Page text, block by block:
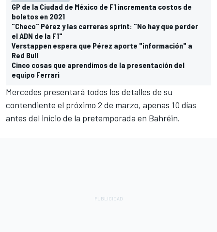
GP de la Ciudad de México de F1 incrementa costos de
boletos en 2021
"Checo" Pérez y las carreras sprint: "No hay que perder
el ADN de la F1"
Verstappen espera que Pérez aporte "información" a
Red Bull
Cinco cosas que aprendimos de la presentación del
equipo Ferrari
Mercedes presentará todos los detalles de su
contendiente el próximo 2 de marzo, apenas 10 días
antes del inicio de la pretemporada en Bahréin.